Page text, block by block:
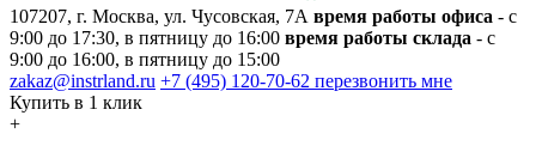
107207, г. Москва, ул. Чусовская, 7А время работы офиса - с
9:00 до 17:30, в пятницу до 16:00 время работы склада - с
9:00 до 16:00, в пятницу до 15:00
zakaz@instrland.ru +7 (495) 120-70-62 перезвонить мне
Купить в 1 клик
+